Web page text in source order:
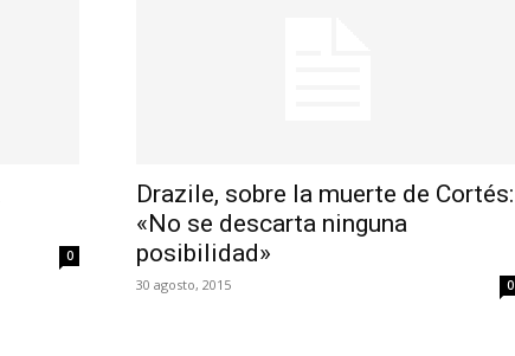
0
Drazile, sobre la muerte de Cortés:
«No se descarta ninguna
posibilidad»
30 agosto, 2015 0